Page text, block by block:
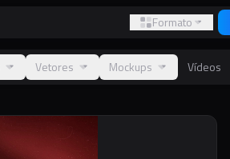
Formato
Vetores Mockups Vídeos